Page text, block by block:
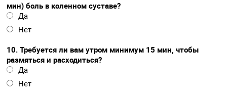
мин) боль в коленном суставе?
Да
Нет
10. Требуется ли вам утром минимум 15 мин, чтобы
размяться и расходиться?
Да
Нет